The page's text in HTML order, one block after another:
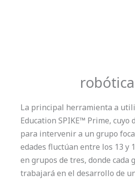
La principal herramienta a
Education SPIKE™ Prime, cuyo
para intervenir a un grupo
edades fluctúan entre los 13 y
en grupos de tres, donde cada
trabajará en el desarrollo de